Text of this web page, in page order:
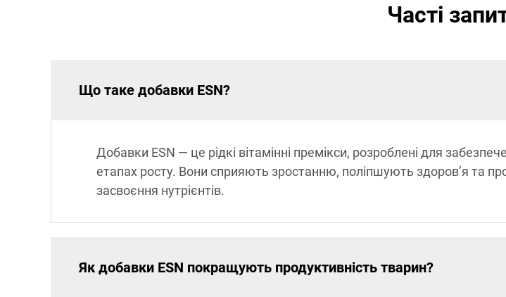
Часті
Що таке добавки ESN?
Добавки ESN — це рідкі вітамінні премікси, розроблені для
етапах росту. Вони сприяють зростанню, поліпшують здоров’я та
засвоєння нутрієнтів.
Як добавки ESN покращують продуктивність тварин?